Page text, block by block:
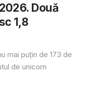
Două
1,8
mai puțin de 173 de
de unicorn